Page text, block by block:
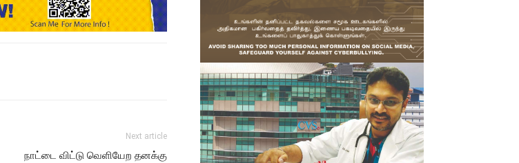
Next article
நாட்டை விட்டு வெளியேற தனக்கு